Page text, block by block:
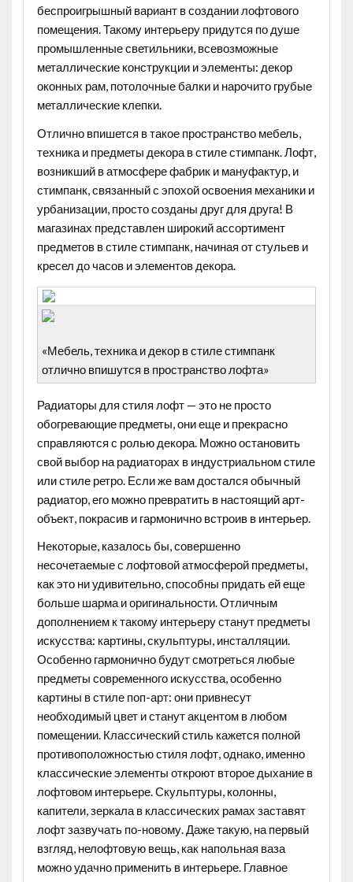
беспроигрышный вариант в создании лофтового
помещения. Такому интерьеру придутся по душе
промышленные светильники, всевозможные
металлические конструкции и элементы: декор
оконных рам, потолочные балки и нарочито грубые
металлические клепки.
Отлично впишется в такое пространство мебель,
техника и предметы декора в стилестимпанк. Лофт,
возникший в атмосфере фабрик и мануфактур, и
стимпанк, связанный с эпохой освоения механики и
урбанизации, просто созданы друг для друга! В
магазинах представлен широкий ассортимент
предметов в стиле стимпанк, начиная от стульев и
кресел до часов и элементов декора.
«Мебель, техника и декор в стиле стимпанк
отлично впишутся в пространство лофта»
Радиаторы для стиля лофт — это не просто
обогревающие предметы, они еще и прекрасно
справляются с ролью декора. Можно остановить
свой выбор на радиаторах в индустриальном стиле
или стиле ретро. Если же вам достался обычный
радиатор, его можно превратить в настоящий арт-
объект, покрасив и гармонично встроив в интерьер.
Некоторые, казалось бы, совершенно
несочетаемые с лофтовой атмосферой предметы,
как это ни удивительно, способны придать ей еще
больше шарма и оригинальности. Отличным
дополнением к такому интерьеру станут предметы
искусства: картины, скульптуры, инсталляции.
Особенно гармонично будут смотреться любые
предметы современного искусства, особенно
картины в стиле поп-арт: они привнесут
необходимый цвет и станут акцентом в любом
помещении. Классический стиль кажется полной
противоположностью стиля лофт, однако, именно
классические элементы откроют второе дыхание в
лофтовом интерьере. Скульптуры, колонны,
капители, зеркала в классических рамах заставят
лофт зазвучать по-новому. Даже такую, на первый
взгляд, нелофтовую вещь, как напольная ваза
можно удачно применить в интерьере. Главное